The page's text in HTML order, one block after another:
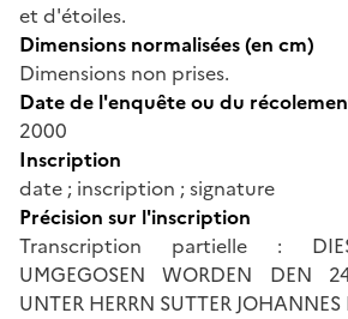
et d'étoiles.
Dimensions normalisées (en cm)
Dimensions non prises.
Date de l'enquête ou du
2000
Inscription
date ; inscription ; signature
Précision sur l'inscription
Transcription partielle :
UMGEGOSEN WORDEN DEN
UNTER HERRN SUTTER JOHANNES